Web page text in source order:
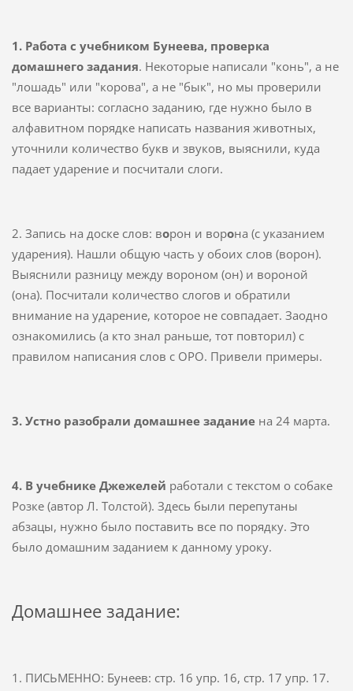
1. Работа с учебником Бунеева, проверка
домашнего задания. Некоторые написали "конь", а не
"лошадь" или "корова", а не "бык", но мы проверили
все варианты: согласно заданию, где нужно было в
алфавитном порядке написать названия животных,
уточнили количество букв и звуков, выяснили, куда
падает ударение и посчитали слоги.
2. Запись на доске слов: ворон и ворона (с указанием
ударения). Нашли общую часть у обоих слов (ворон).
Выяснили разницу между вороном (он) и вороной
(она). Посчитали количество слогов и обратили
внимание на ударение, которое не совпадает. Заодно
ознакомились (а кто знал раньше, тот повторил) с
правилом написания слов с ОРО. Привели примеры.
3. Устно разобрали домашнее заданиена 24 марта.
4. В учебнике Джежелей работали с текстом о собаке
Розке (автор Л. Толстой). Здесь были перепутаны
абзацы, нужно было поставить все по порядку. Это
было домашним заданием к данному уроку.
Домашнее задание:
1. ПИСЬМЕННО: Бунеев: стр. 16 упр. 16, стр. 17 упр. 17.